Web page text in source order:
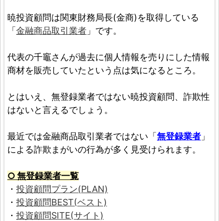
暁投資顧問は関東財務局長(金商)を取得している
「金融商品取引業者 」です。
代表の千竈さんが過去に個人情報を売りにした情報
商材を販売していたという点は気になるところ。
とはいえ、無登録業者ではない暁投資顧問、詐欺性
はないと言えるでしょう。
最近では金融商品取引業者ではない「無登録業者 」
による詐欺まがいの行為が多く見受けられます。
○ 無登録業者一覧
・ 投資顧問プラン(PLAN)
・ 投資顧問BEST(ベスト)
・ 投資顧問SITE(サイト)